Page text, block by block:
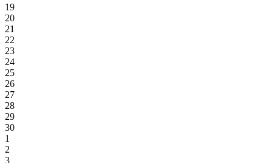
19
20
21
22
23
24
25
26
27
28
29
30
1
2
3